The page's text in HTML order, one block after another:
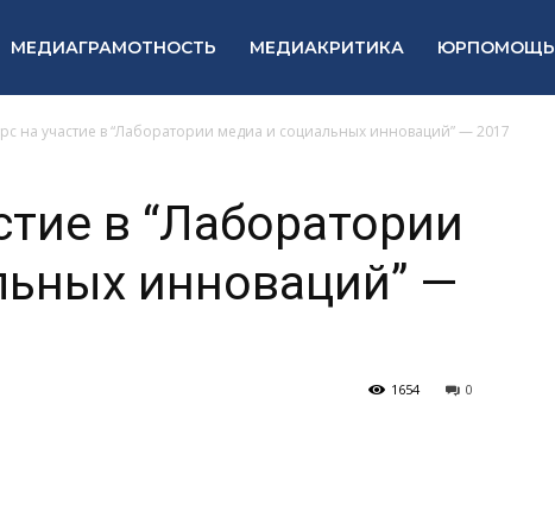
МЕДИАГРАМОТНОСТЬ МЕДИАКРИТИКА ЮРПОМОЩЬ
на участие в “Лаборатории медиа и социальных инноваций” — 2017
в “Лаборатории
инноваций” —
0
1654